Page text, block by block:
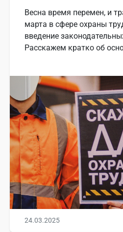
Весна время перемен, и
марта в сфере охраны
введение
Расскажем кратко об
24.03.2025